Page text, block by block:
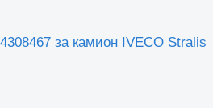
за камион IVECO Stralis